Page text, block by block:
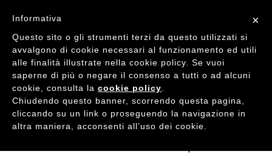
×
Informativa
Questo sito o gli strumenti terzi da questo utilizzati si
avvalgono di cookie necessari al funzionamento ed utili
alle finalità illustrate nella cookie policy. Se vuoi
saperne di più o negare il consenso a tutti o ad alcuni
cookie, consulta la cookie policy
Chiudendo questo banner, scorrendo questa pagina,
cliccando su un link o proseguendo la navigazione in
altra maniera, acconsenti all’uso dei cookie.